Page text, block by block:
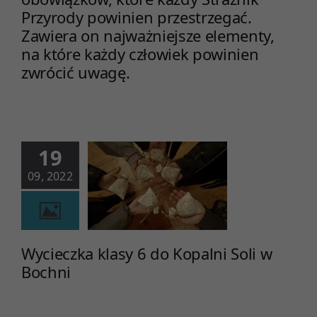
Przyrody powinien przestrzegać.
Zawiera on najważniejsze elementy,
na które każdy człowiek powinien
zwrócić uwagę.
19
09, 2022
klasy 6
Soli w
Wycieczka klasy 6 do Kopalni Soli w
Bochni